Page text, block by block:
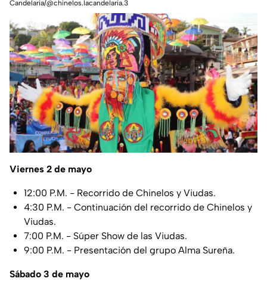
Candelaria/@chinelos.lacandelaria.3
Viernes 2 de mayo
12:00 P.M. - Recorrido de Chinelos y Viudas.
4:30 P.M. - Continuación del recorrido de Chinelos y
Viudas.
7:00 P.M. - Súper Show de las Viudas.
9:00 P.M. - Presentación del grupo Alma Sureña.
Sábado 3 de mayo